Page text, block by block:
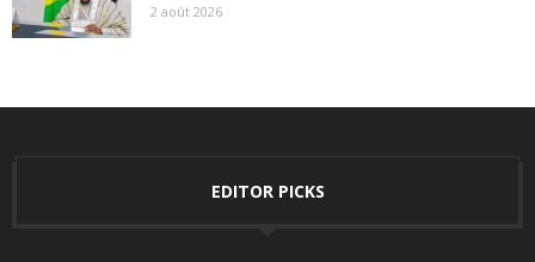
2 août 2026
EDITOR PICKS